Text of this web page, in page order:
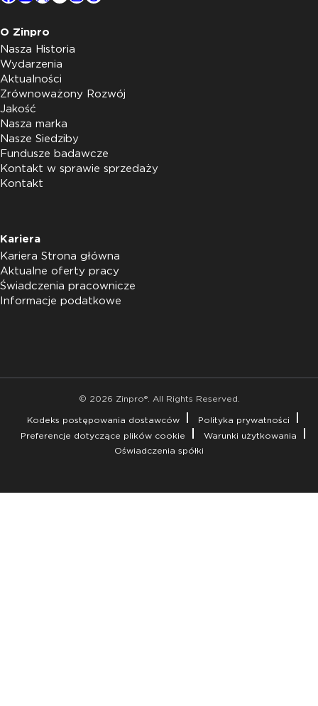
O Zinpro
Nasza Historia
Wydarzenia
Aktualności
Zrównoważony Rozwój
Jakość
Nasza marka
Nasze Siedziby
Fundusze badawcze
Kontakt w sprawie sprzedaży
Kontakt
Kariera
Kariera Strona główna
Aktualne oferty pracy
Świadczenia pracownicze
Informacje podatkowe
© 2026 Zinpro®. All Rights Reserved.
Kodeks postępowania dostawców
Polityka prywatności
Preferencje dotyczące plików cookie
Warunki użytkowania
Oświadczenia spółki